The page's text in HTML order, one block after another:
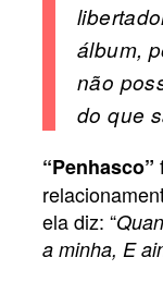
álbum,
não
do que
“Penhasco”
ela diz: “
a minha, E